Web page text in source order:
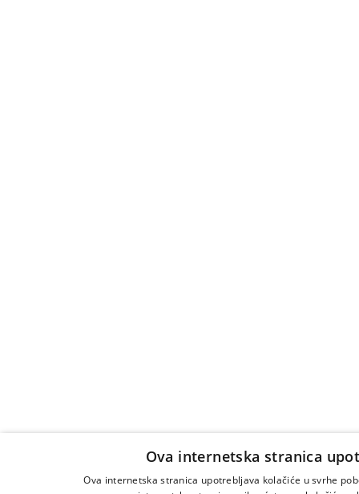
Ova internetska stranica
Ova internetska stranica upotrebljava kolačiće u svrhe